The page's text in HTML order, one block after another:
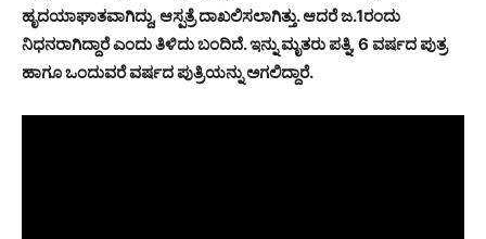
ಹೃದಯಾಘಾತವಾಗಿದ್ದು, ಆಸ್ಪತ್ರೆ ದಾಖಲಿಸಲಾಗಿತ್ತು. ಆದರೆ ಜ.1ರಂದು
ನಿಧನರಾಗಿದ್ದಾರೆ ಎಂದು ತಿಳಿದು ಬಂದಿದೆ. ಇನ್ನು ಮೃತರು ಪತ್ನಿ, 6 ವರ್ಷದ ಪುತ್ರ
ಹಾಗೂ ಒಂದುವರೆ ವರ್ಷದ ಪುತ್ರಿಯನ್ನು ಅಗಲಿದ್ದಾರೆ.